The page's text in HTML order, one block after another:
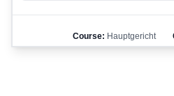
Course: Hauptgericht